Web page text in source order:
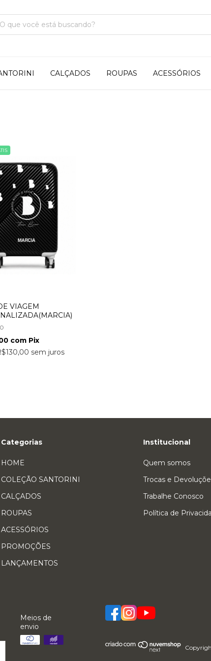
CALÇADOS ROUPAS ACESSÓRIOS
VIAGEM
sem juros
com Pix
Categorias
HOME
COLEÇÃO SANTORINI
CALÇADOS
ROUPAS
ACESSÓRIOS
PROMOÇÕES
LANÇAMENTOS
Institucional
Quem somos
Trocas e
Trabalhe Conosco
Política de
Meios de
envio